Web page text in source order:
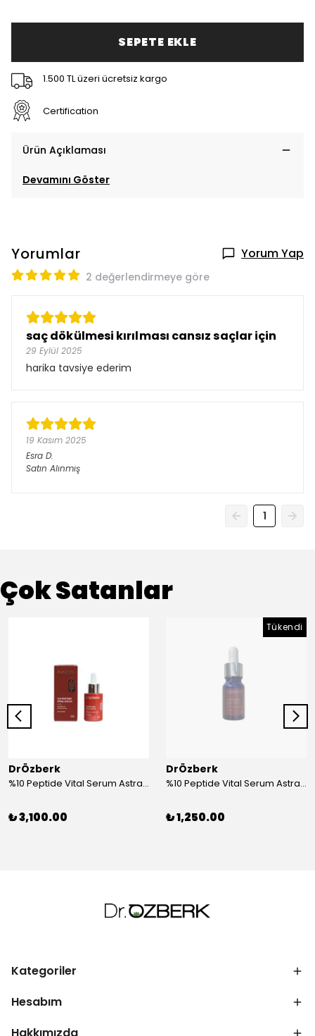
SEPETE EKLE
1.500 TL üzeri ücretsiz kargo
Certification
Ürün Açıklaması
Devamını Göster
Yorumlar Yorum Yap
2 değerlendirmeye göre
saç dökülmesi kırılması cansız saçlar için
29 Eylül 2025
harika tavsiye ederim
19 Kasım 2025
Esra D.
Satın Alınmış
1
Çok Satanlar
DrÖzberk
%10 Peptide Vital Serum Astragalus & Ginseng Extract 30 mL
₺ 3,100.00
Tükendi
DrÖzberk
%10 Peptide Vital Serum Astragalus & Ginseng Extract 10 mL
₺ 1,250.00
Kategoriler
Hesabım